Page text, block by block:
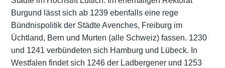
Burgund lässt sich ab 1239 ebenfalls eine rege
Bündnispolitik der Städte Avenches, Freiburg im
Üchtland, Bern und Murten (alle Schweiz) fassen. 1230
und 1241 verbündeten sich Hamburg und Lübeck. In
Westfalen findet sich 1246 der Ladbergener und 1253